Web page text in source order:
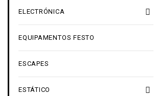

ELECTRÓNICA
EQUIPAMENTOS FESTO
ESCAPES

ESTÁTICO